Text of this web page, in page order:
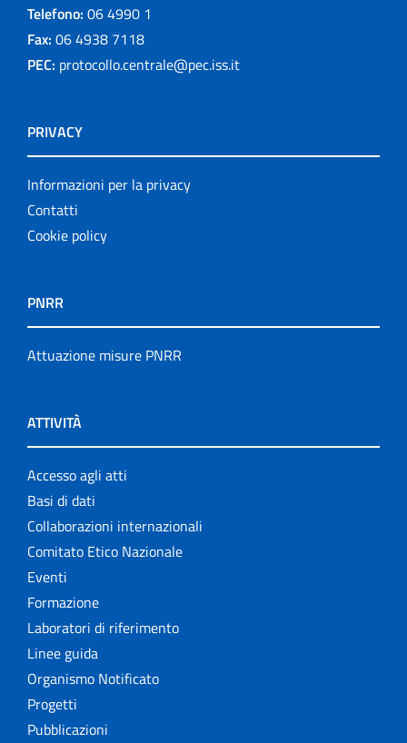
Telefono: 06 4990 1
Fax: 06 4938 7118
PEC: protocollo.centrale@pec.iss.it
PRIVACY
Informazioni per la privacy
Contatti
Cookie policy
PNRR
Attuazione misure PNRR
ATTIVITÀ
Accesso agli atti
Basi di dati
Collaborazioni internazionali
Comitato Etico Nazionale
Eventi
Formazione
Laboratori di riferimento
Linee guida
Organismo Notificato
Progetti
Pubblicazioni